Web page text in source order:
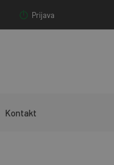
Prijava
Kontakt